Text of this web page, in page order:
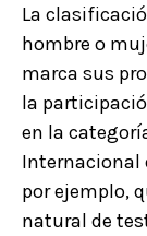
La
hombre o
marca sus
la
en la
Internacional
por ejemplo,
natural de